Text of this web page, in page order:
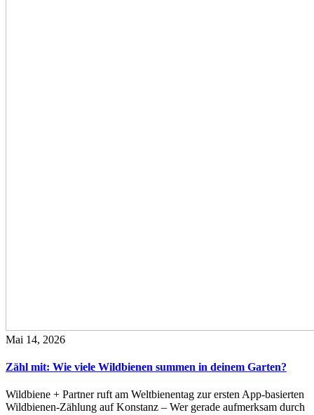
Mai 14, 2026
Zähl mit: Wie viele Wildbienen summen in deinem Garten?
Wildbiene + Partner ruft am Weltbienentag zur ersten App-basierten
Wildbienen-Zählung auf Konstanz – Wer gerade aufmerksam durch